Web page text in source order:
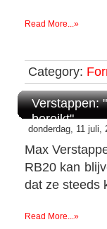
Read More...»
Category:
Verstappen:
bereikt"
donderdag, 11 juli,
Max
RB20 kan
dat ze steeds
Read More...»